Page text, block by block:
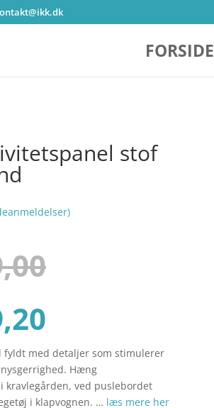
FORSIDE
stof
pris
aktuelle
fyldt med detaljer som stimulerer
Hæng
kravlegården, ved puslebordet
i klapvognen. … læs mere her